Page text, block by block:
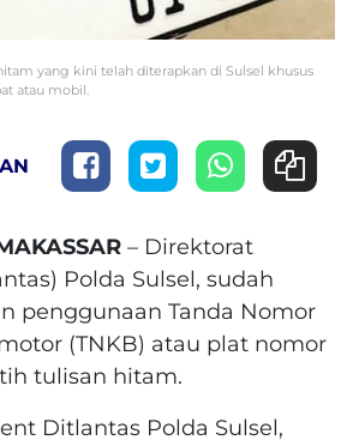
yang kini telah diterapkan di Sulsel khusus
atau mobil.
– Direktorat
Polda Sulsel, sudah
penggunaan Tanda Nomor
(TNKB) atau plat nomor
tulisan hitam.
Ditlantas Polda Sulsel,